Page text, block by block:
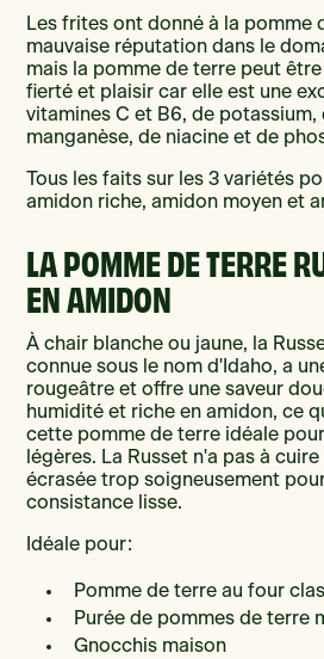
Les frites ont donné à la pomme
mauvaise réputation dans le
mais la pomme de terre peut
fierté et plaisir car elle est une
vitamines C et B6, de potassium,
manganèse, de niacine et de
Tous les faits sur les 3 variétés
amidon riche, amidon moyen et
LA POMME DE TERRE
EN AMIDON
À chair blanche ou jaune, la
connue sous le nom d'Idaho, a
rougeâtre et offre une saveur
humidité et riche en amidon, ce
cette pomme de terre idéale
légères. La Russet n'a pas à
écrasée trop soigneusement
consistance lisse.
Idéale pour:
Pomme de terre au four
Purée de pommes de terre
Gnocchis maison